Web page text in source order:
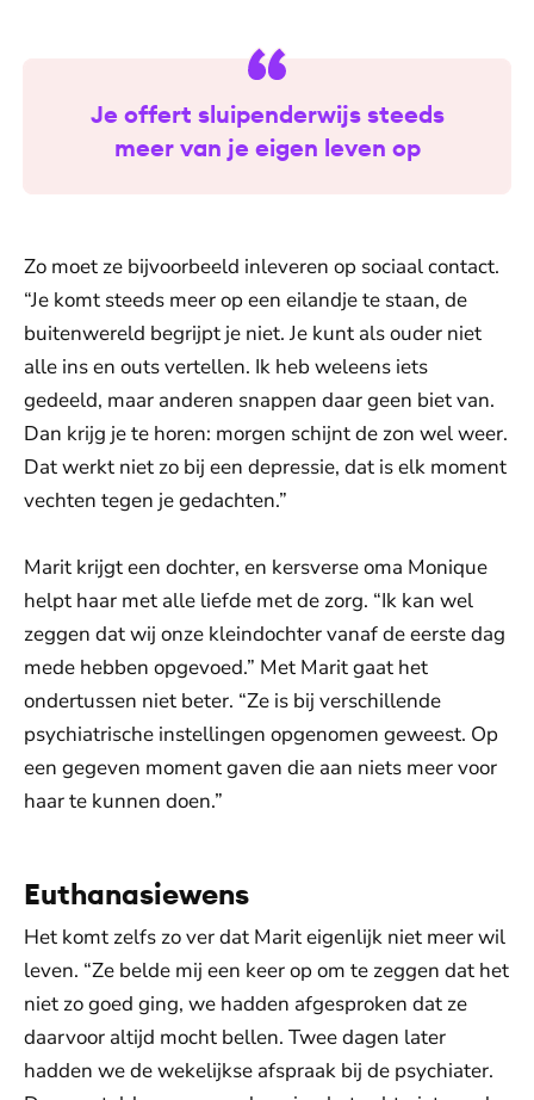
Je offert sluipenderwijs steeds
meer van je eigen leven op
Zo moet ze bijvoorbeeld inleveren op sociaal contact.
“Je komt steeds meer op een eilandje te staan, de
buitenwereld begrijpt je niet. Je kunt als ouder niet
alle ins en outs vertellen. Ik heb weleens iets
gedeeld, maar anderen snappen daar geen biet van.
Dan krijg je te horen: morgen schijnt de zon wel weer.
Dat werkt niet zo bij een depressie, dat is elk moment
vechten tegen je gedachten.”
Marit krijgt een dochter, en kersverse oma Monique
helpt haar met alle liefde met de zorg. “Ik kan wel
zeggen dat wij onze kleindochter vanaf de eerste dag
mede hebben opgevoed.” Met Marit gaat het
ondertussen niet beter. “Ze is bij verschillende
psychiatrische instellingen opgenomen geweest. Op
een gegeven moment gaven die aan niets meer voor
haar te kunnen doen.”
Euthanasiewens
Het komt zelfs zo ver dat Marit eigenlijk niet meer wil
leven. “Ze belde mij een keer op om te zeggen dat het
niet zo goed ging, we hadden afgesproken dat ze
daarvoor altijd mocht bellen. Twee dagen later
hadden we de wekelijkse afspraak bij de psychiater.